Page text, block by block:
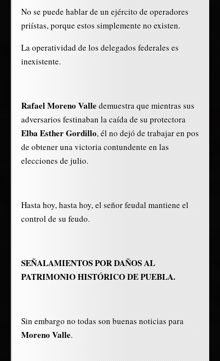
No se puede hablar de un ejército de operadores
priístas, porque estos simplemente no existen.
La operatividad de los delegados federales es
inexistente.
Rafael Moreno Valledemuestra que mientras sus
adversarios festinaban la caída de su protectora
Elba Esther Gordillo, él no dejó de trabajar en pos
de obtener una victoria contundente en las
elecciones de julio.
Hasta hoy, hasta hoy, el señor feudal mantiene el
control de su feudo.
SEÑALAMIENTOS POR DAÑOS AL
PATRIMONIO HISTÓRICO DE PUEBLA.
Sin embargo no todas son buenas noticias para
Moreno Valle.